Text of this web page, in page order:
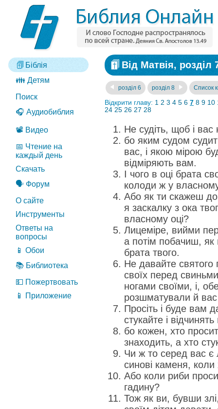
Біблія
👪 Детям
Поиск
🎧 Аудиобиблия
📽️ Видео
📅 Чтение на
каждый день
Скачать
🗣️ Форум
О сайте
Инструменты
Ответы на
вопросы
📱 Обои
📚 Библиотека
💵 Пожертвовать
📱 Приложение
Від Матвія, розділ
розділ 6 розділ 8 Список
Відкрити главу: 1 2 3 4 5 6 7 8 9 10
24 25 26 27 28
Не судіть, щоб і вас
бо яким судом
вас, і якою мірою
відміряють вам.
І чого в оці брата
колоди ж у
Або як ти скажеш
я заскалку з ока
власному оці?
Лицеміре, вийми
а потім побачиш, як
брата твого.
Не давайте святого
своїх перед
ногами своїми, і,
розшматували й
Просіть і буде вам
стукайте і
бо кожен, хто
знаходить, а хто
Чи ж то серед вас
синові каменя, коли
Або коли риби
гадину?
Тож як ви, бувши